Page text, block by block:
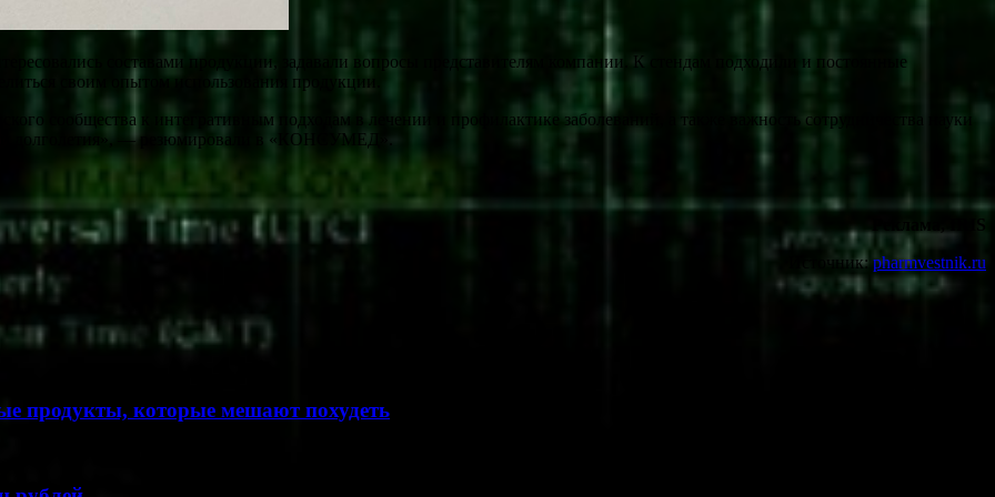
составами продукции, задавали вопросы представителям компании. К стендам подходили и постоянные
своим опытом использования продукции.
сообщества к интегративным подходам в лечении и профилактике заболеваний, а также важность сотрудничества науки
долголетия», — резюмировали в «КОНСУМЕД».
Реклама, IRIS
Источник: pharmvestnik.ru
продукты, которые мешают похудеть